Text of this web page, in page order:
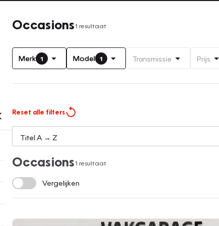
Occasions1 resultaat
Merk 1 Model 1 Transmissie Prijs
Reset alle filters
Occasions1 resultaat
Vergelijken